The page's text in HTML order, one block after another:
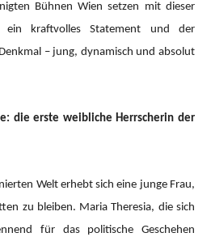
Bühnen Wien setzen mit dieser
ein kraftvolles Statement und der
– jung, dynamisch und absolut
die erste weibliche Herrscherin der
Welt erhebt sich eine junge Frau,
zu bleiben. Maria Theresia, die sich
für das politische Geschehen